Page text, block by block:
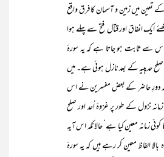
میں زمین و آسمان کا فرق واقع
ایک انفاق اور قتال فتح سے پہلے ہوا
سے ثابت ہو جاتا ہے کہ یہ سورۂ
حدیبیہ کے بعد نازل ہوئی ہے۔ میں
دورِ حاضر کے بعض مفسرین نے اس
نزول کے طور پر غزوۂ اُحد اور صلح
کوئی زمانہ معین کیا ہے‘ حالانکہ اس آیہ
الفاظ معین کر رہے ہیں کہ یہ سورۂ